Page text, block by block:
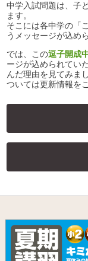
中学入試問題は、子
ます。
そこには各中学の「
うメッセージが込め
では、この逗子開成
ージが込められてい
んだ理由を見てみま
ついては更新情報を